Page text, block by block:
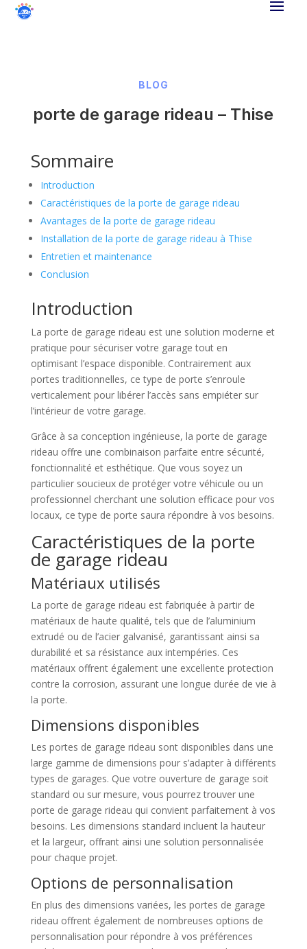
BLOG
porte de garage rideau – Thise
Sommaire
Introduction
Caractéristiques de la porte de garage rideau
Avantages de la porte de garage rideau
Installation de la porte de garage rideau à Thise
Entretien et maintenance
Conclusion
Introduction
La porte de garage rideau est une solution moderne et
pratique pour sécuriser votre garage tout en
optimisant l’espace disponible. Contrairement aux
portes traditionnelles, ce type de porte s’enroule
verticalement pour libérer l’accès sans empiéter sur
l’intérieur de votre garage.
Grâce à sa conception ingénieuse, la porte de garage
rideau offre une combinaison parfaite entre sécurité,
fonctionnalité et esthétique. Que vous soyez un
particulier soucieux de protéger votre véhicule ou un
professionnel cherchant une solution efficace pour vos
locaux, ce type de porte saura répondre à vos besoins.
Caractéristiques de la porte
de garage rideau
Matériaux utilisés
La porte de garage rideau est fabriquée à partir de
matériaux de haute qualité, tels que de l’aluminium
extrudé ou de l’acier galvanisé, garantissant ainsi sa
durabilité et sa résistance aux intempéries. Ces
matériaux offrent également une excellente protection
contre la corrosion, assurant une longue durée de vie à
la porte.
Dimensions disponibles
Les portes de garage rideau sont disponibles dans une
large gamme de dimensions pour s’adapter à différents
types de garages. Que votre ouverture de garage soit
standard ou sur mesure, vous pourrez trouver une
porte de garage rideau qui convient parfaitement à vos
besoins. Les dimensions standard incluent la hauteur
et la largeur, offrant ainsi une solution personnalisée
pour chaque projet.
Options de personnalisation
En plus des dimensions variées, les portes de garage
rideau offrent également de nombreuses options de
personnalisation pour répondre à vos préférences